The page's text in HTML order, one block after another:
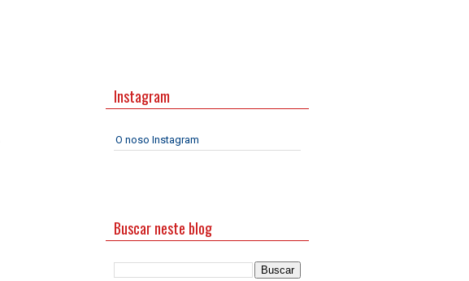
Instagram
O noso Instagram
Buscar neste blog